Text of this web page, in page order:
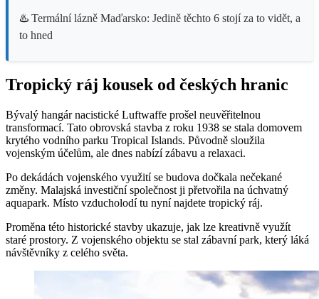
♨️ Termální lázně Maďarsko: Jedině těchto 6 stojí za to vidět, a
to hned
Tropický ráj kousek od českých hranic
Bývalý hangár nacistické Luftwaffe prošel neuvěřitelnou
transformací. Tato obrovská stavba z roku 1938 se stala domovem
krytého vodního parku Tropical Islands. Původně sloužila
vojenským účelům, ale dnes nabízí zábavu a relaxaci.
Po dekádách vojenského využití se budova dočkala nečekané
změny. Malajská investiční společnost ji přetvořila na úchvatný
aquapark. Místo vzducholodí tu nyní najdete tropický ráj.
Proměna této historické stavby ukazuje, jak lze kreativně využít
staré prostory. Z vojenského objektu se stal zábavní park, který láká
návštěvníky z celého světa.